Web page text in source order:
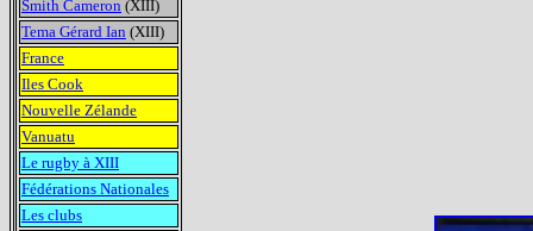
Smith Cameron (XIII)
Tema Gérard Ian (XIII)
France
Iles Cook
Nouvelle Zélande
Vanuatu
Le rugby à XIII
Fédérations Nationales
Les clubs